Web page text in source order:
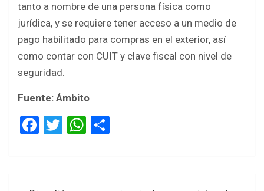
tanto a nombre de una persona física como
jurídica, y se requiere tener acceso a un medio de
pago habilitado para compras en el exterior, así
como contar con CUIT y clave fiscal con nivel de
seguridad.
Fuente: Ámbito
F
ce
T
tt
W
at ar